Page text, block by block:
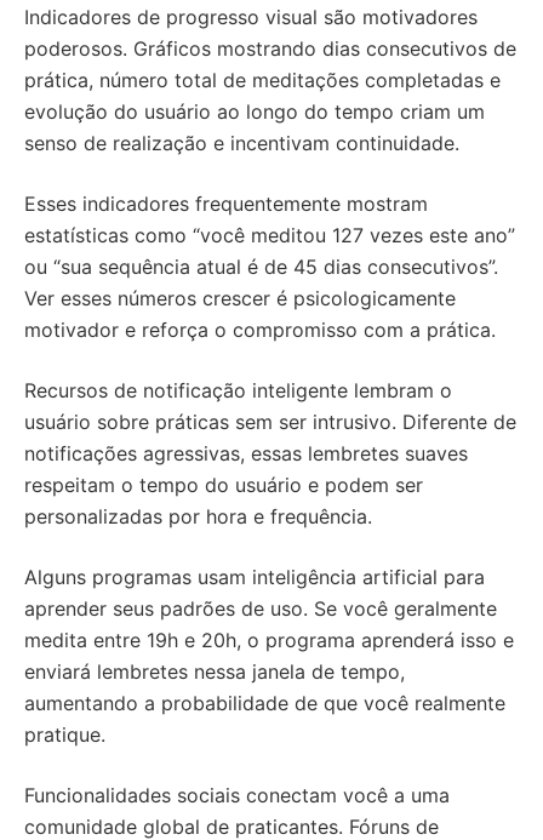
Indicadores de progresso visual são motivadores
poderosos. Gráficos mostrando dias consecutivos de
prática, número total de meditações completadas e
evolução do usuário ao longo do tempo criam um
senso de realização e incentivam continuidade.
Esses indicadores frequentemente mostram
estatísticas como “você meditou 127 vezes este ano”
ou “sua sequência atual é de 45 dias consecutivos”.
Ver esses números crescer é psicologicamente
motivador e reforça o compromisso com a prática.
Recursos de notificação inteligente lembram o
usuário sobre práticas sem ser intrusivo. Diferente de
notificações agressivas, essas lembretes suaves
respeitam o tempo do usuário e podem ser
personalizadas por hora e frequência.
Alguns programas usam inteligência artificial para
aprender seus padrões de uso. Se você geralmente
medita entre 19h e 20h, o programa aprenderá isso e
enviará lembretes nessa janela de tempo,
aumentando a probabilidade de que você realmente
pratique.
Funcionalidades sociais conectam você a uma
comunidade global de praticantes. Fóruns de